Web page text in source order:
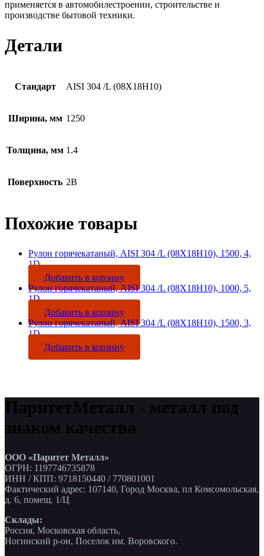
применяется в автомобилестроении, строительстве и
производстве бытовой техники.
Детали
Стандарт AISI 304 /L (08Х18Н10)
Ширина, мм 1250
Толщина, мм 1.4
Поверхность 2B
Похожие товары
Рулон горячекатаный, AISI 304 /L (08Х18Н10), 1500, 4,
1D
Добавить в корзину
Рулон горячекатаный, AISI 304 /L (08Х18Н10), 1000, 5,
1D
Добавить в корзину
Рулон горячекатаный, AISI 304 /L (08Х18Н10), 1500, 3,
1D
Добавить в корзину
ПаритетМеталл - металл под
знаком качества
ООО «Паритет Металл»
ОГРН: 1197746735878
ИНН / КПП: 9718150440 / 770801001
Фактический адрес: 107140, Город Москва, пл Комсомольская,
д. 6, помещ. 1/Ц
Склады:
Россия, Московская область,
Ногинский р-он, Поселок им. Воровского.